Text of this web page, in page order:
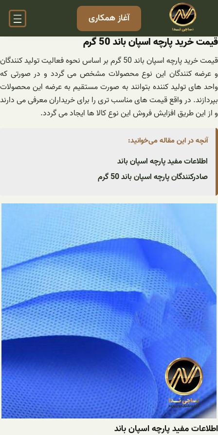
آغاز همکاری
قیمت خرید پارچه اسپان باند 50 گرم
قیمت خرید پارچه اسپان باند 50 گرم بر اساس نحوه فعالیت تولید کنندگان
و عرضه‌ کنندگان این نوع محصولات مشخص می گردد و در صورتی که
واحد های تولید کننده بتوانند به صورت مستقیم به عرضه این محصولات
بپردازند. در واقع قیمت های مناسب تری را برای خریداران معرفی می دارند
و از این طریق افزایش فروش این نوع کالا ها ایجاد می گردد.
آنچه در این مقاله می‌خوانید:
اطلاعات مفید پارچه اسپان باند
صادرکنندگان پارچه اسپان باند 50 گرم
اطلاعات مفید پارچه اسپان باند